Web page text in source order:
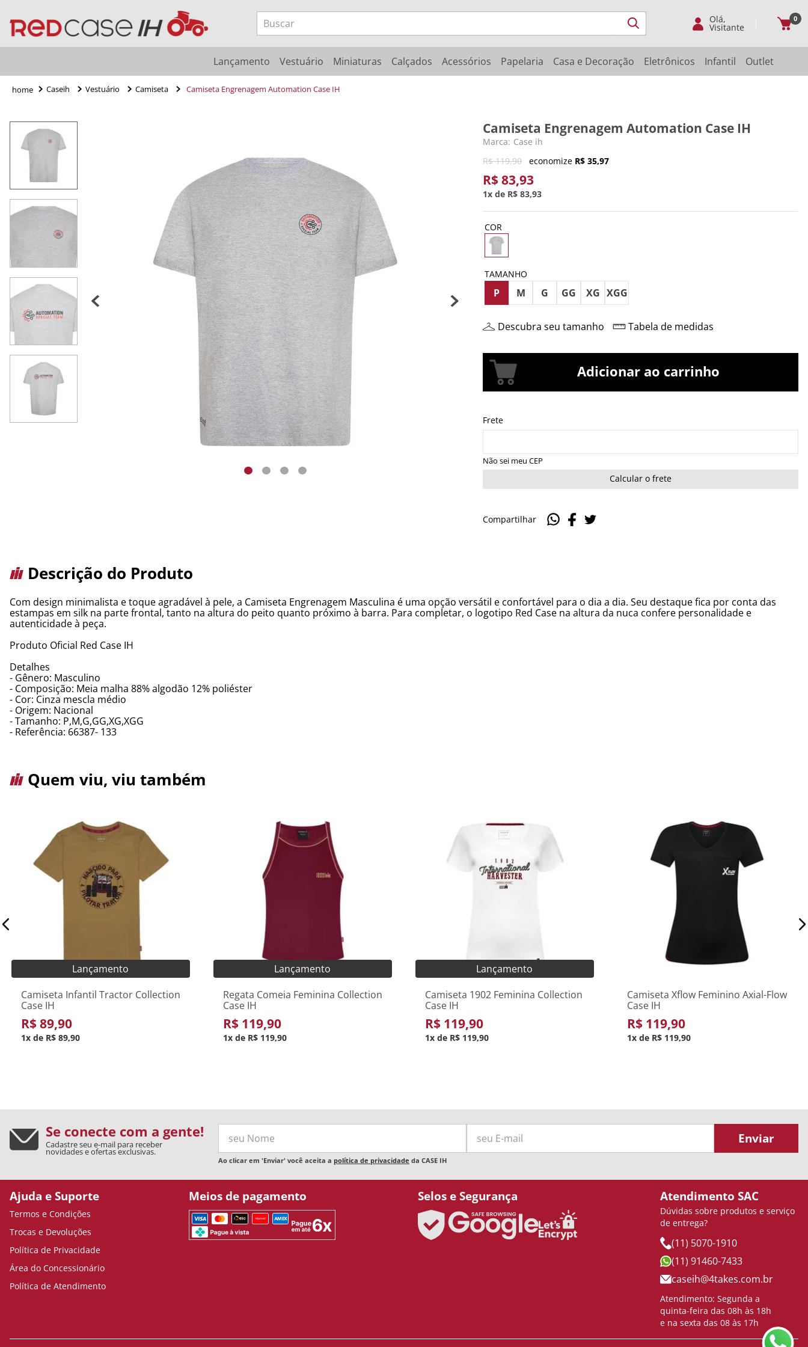
Buscar Olá,
Visitante
0
Lançamento Vestuário Miniaturas Calçados Acessórios Papelaria Casa e Decoração Eletrônicos Infantil Outlet
Caseih Vestuário Camiseta Camiseta Engrenagem Automation Case IH
Camiseta Engrenagem Automation Case IH
Case ih
R$ 119,90 economize R$ 35,97
R$83,93
1 R$ 83,93
COR
TAMANHO
P M G GG XG XGG
Descubra seu tamanho Tabela de medidas
Adicionar ao carrinho
Não sei meu CEP
Calcular o frete
Compartilhar
Descrição do Produto
Com design minimalista e toque agradável à pele, a Camiseta Engrenagem Masculina é uma opção versátil e confortável para o dia a dia. Seu destaque fica por conta das
estampas em silk na parte frontal, tanto na altura do peito quanto próximo à barra. Para completar, o logotipo Red Case na altura da nuca confere personalidade e
autenticidade à peça.
Produto Oficial Red Case IH
Detalhes
- Gênero: Masculino
- Composição: Meia malha 88% algodão 12% poliéster
- Cor: Cinza mescla médio
- Origem: Nacional
- Tamanho: P,M,G,GG,XG,XGG
- Referência: 66387- 133
Quem viu, viu também
2A 4A 6A
Adicionar ao carrinho
Lançamento
Camiseta Infantil Tractor Collection
Case IH
R$89,90
1 R$ 89,90
Adicionar ao carrinho
Lançamento
Regata Comeia Feminina Collection
Case IH
R$ 119,90
1 R$ 119,90
Adicionar ao carrinho
Lançamento
Camiseta 1902 Feminina Collection
Case IH
R$ 119,90
1 R$ 119,90
PP
Adicionar ao carrinho
Camiseta Xflow Feminino Axial-Flow
Case IH
R$ 119,90
1 R$ 119,90
Se conecte com a gente!
Cadastre seu e-mail para receber
novidades e ofertas exclusivas.
Enviar
Ao clicar em 'Enviar' você aceita a política de privacidade da CASE IH
Ajuda e Suporte
Termos e Condições
Trocas e Devoluções
Política de Privacidade
Área do Concessionário
Política de Atendimento
Meios de pagamento Selos e Segurança Atendimento SAC
Dúvidas sobre produtos e serviço
de entrega?
(11) 5070-1910
(11) 91460-7433
caseih@4takes.com.br
Atendimento: Segunda a
quinta-feira das 08h às 18h
e na sexta das 08 às 17h